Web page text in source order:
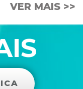
VER MAIS >>